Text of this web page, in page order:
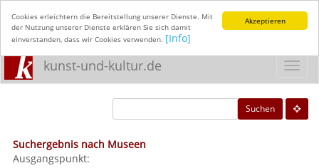
Akzeptieren
Cookies erleichtern die Bereitstellung unserer Dienste. Mit
der Nutzung unserer Dienste erklären Sie sich damit
einverstanden, dass wir Cookies verwenden. [Info]
kunst-und-kultur.de
Suchen
Suchergebnis nach Museen
Ausgangspunkt: